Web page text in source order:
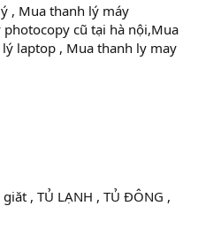
, Mua thanh lý máy
cũ tại hà nội,Mua
laptop , Mua thanh ly may
, TỦ LẠNH , TỦ ĐÔNG ,